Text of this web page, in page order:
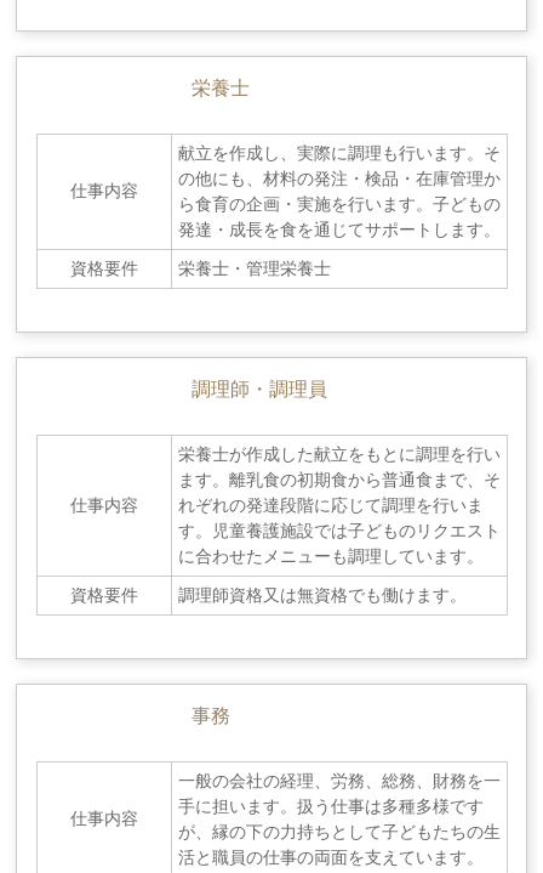
栄養士
仕事内容
献立を作成し、実際に調理も行います。そ
の他にも、材料の発注・検品・在庫管理か
ら食育の企画・実施を行います。子どもの
発達・成長を食を通じてサポートします。
資格要件
栄養士・管理栄養士
調理師・調理員
仕事内容
栄養士が作成した献立をもとに調理を行い
ます。離乳食の初期食から普通食まで、そ
れぞれの発達段階に応じて調理を行いま
す。児童養護施設では子どものリクエスト
に合わせたメニューも調理しています。
資格要件
調理師資格又は無資格でも働けます。
事務
仕事内容
一般の会社の経理、労務、総務、財務を一
手に担います。扱う仕事は多種多様です
が、縁の下の力持ちとして子どもたちの生
活と職員の仕事の両面を支えています。